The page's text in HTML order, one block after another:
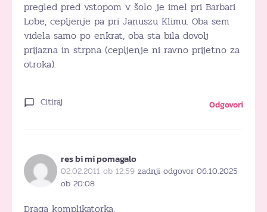
pregled pred vstopom v šolo je imel pri Barbari
Lobe, cepljenje pa pri Januszu Klimu. Oba sem
videla samo po enkrat, oba sta bila dovolj
prijazna in strpna (cepljenje ni ravno prijetno za
otroka).
Citiraj Odgovori
res bi mi pomagalo
02.02.2011 ob 12:59 zadnji odgovor 06.10.2025
ob 20:08
Draga komplikatorka,